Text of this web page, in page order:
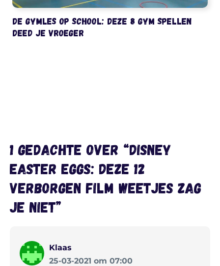
De gymles op school: deze 8 gym spellen
deed je vroeger
1 gedachte over “Disney
Easter Eggs: deze 12
verborgen film weetjes zag
je niet”
Klaas
25-03-2021 om 07:00